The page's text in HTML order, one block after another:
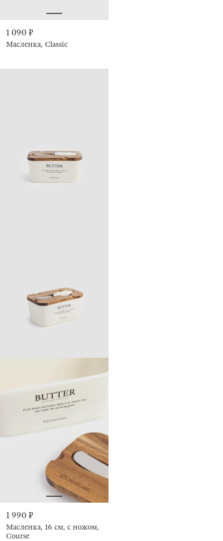
1 090 ₽
Масленка, Classic
1 990 ₽
Масленка, 16 см, с ножом,
Course